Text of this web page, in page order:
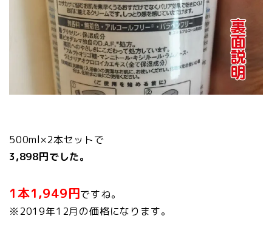
500ml×2本セットで
3,898円でした。
1本1,949円ですね。
※2019年12月の価格になります。